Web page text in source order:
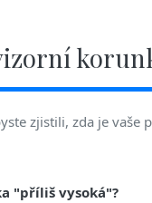
zjistili, zda je
"příliš vysoká"?